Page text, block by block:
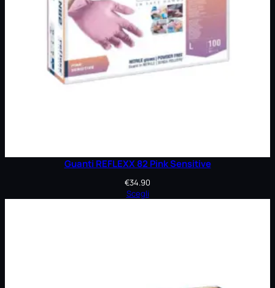
Guanti REFLEXX 82 Pink Sensitive
€34.90
Scegli